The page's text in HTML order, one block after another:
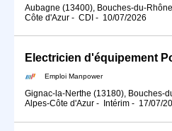
Aubagne (13400), Bouches-du-
Côte d'Azur - CDI - 10/07/2026
Emploi Manpower
Gignac-la-Nerthe (13180), Bouches-
Alpes-Côte d'Azur - Intérim - 17/07/